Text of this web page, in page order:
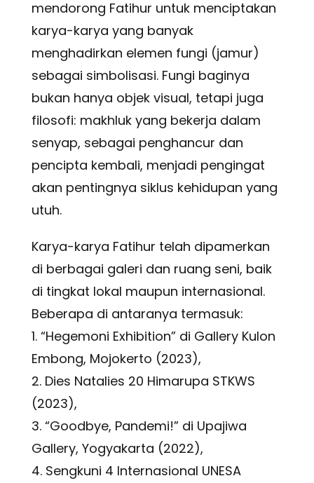
mendorong Fatihur untuk menciptakan
karya-karya yang banyak
menghadirkan elemen fungi (jamur)
sebagai simbolisasi. Fungi baginya
bukan hanya objek visual, tetapi juga
filosofi: makhluk yang bekerja dalam
senyap, sebagai penghancur dan
pencipta kembali, menjadi pengingat
akan pentingnya siklus kehidupan yang
utuh.
Karya-karya Fatihur telah dipamerkan
di berbagai galeri dan ruang seni, baik
di tingkat lokal maupun internasional.
Beberapa di antaranya termasuk:
1. “Hegemoni Exhibition” di Gallery Kulon
Embong, Mojokerto (2023),
2. Dies Natalies 20 Himarupa STKWS
(2023),
3. “Goodbye, Pandemi!” di Upajiwa
Gallery, Yogyakarta (2022),
4. Sengkuni 4 Internasional UNESA